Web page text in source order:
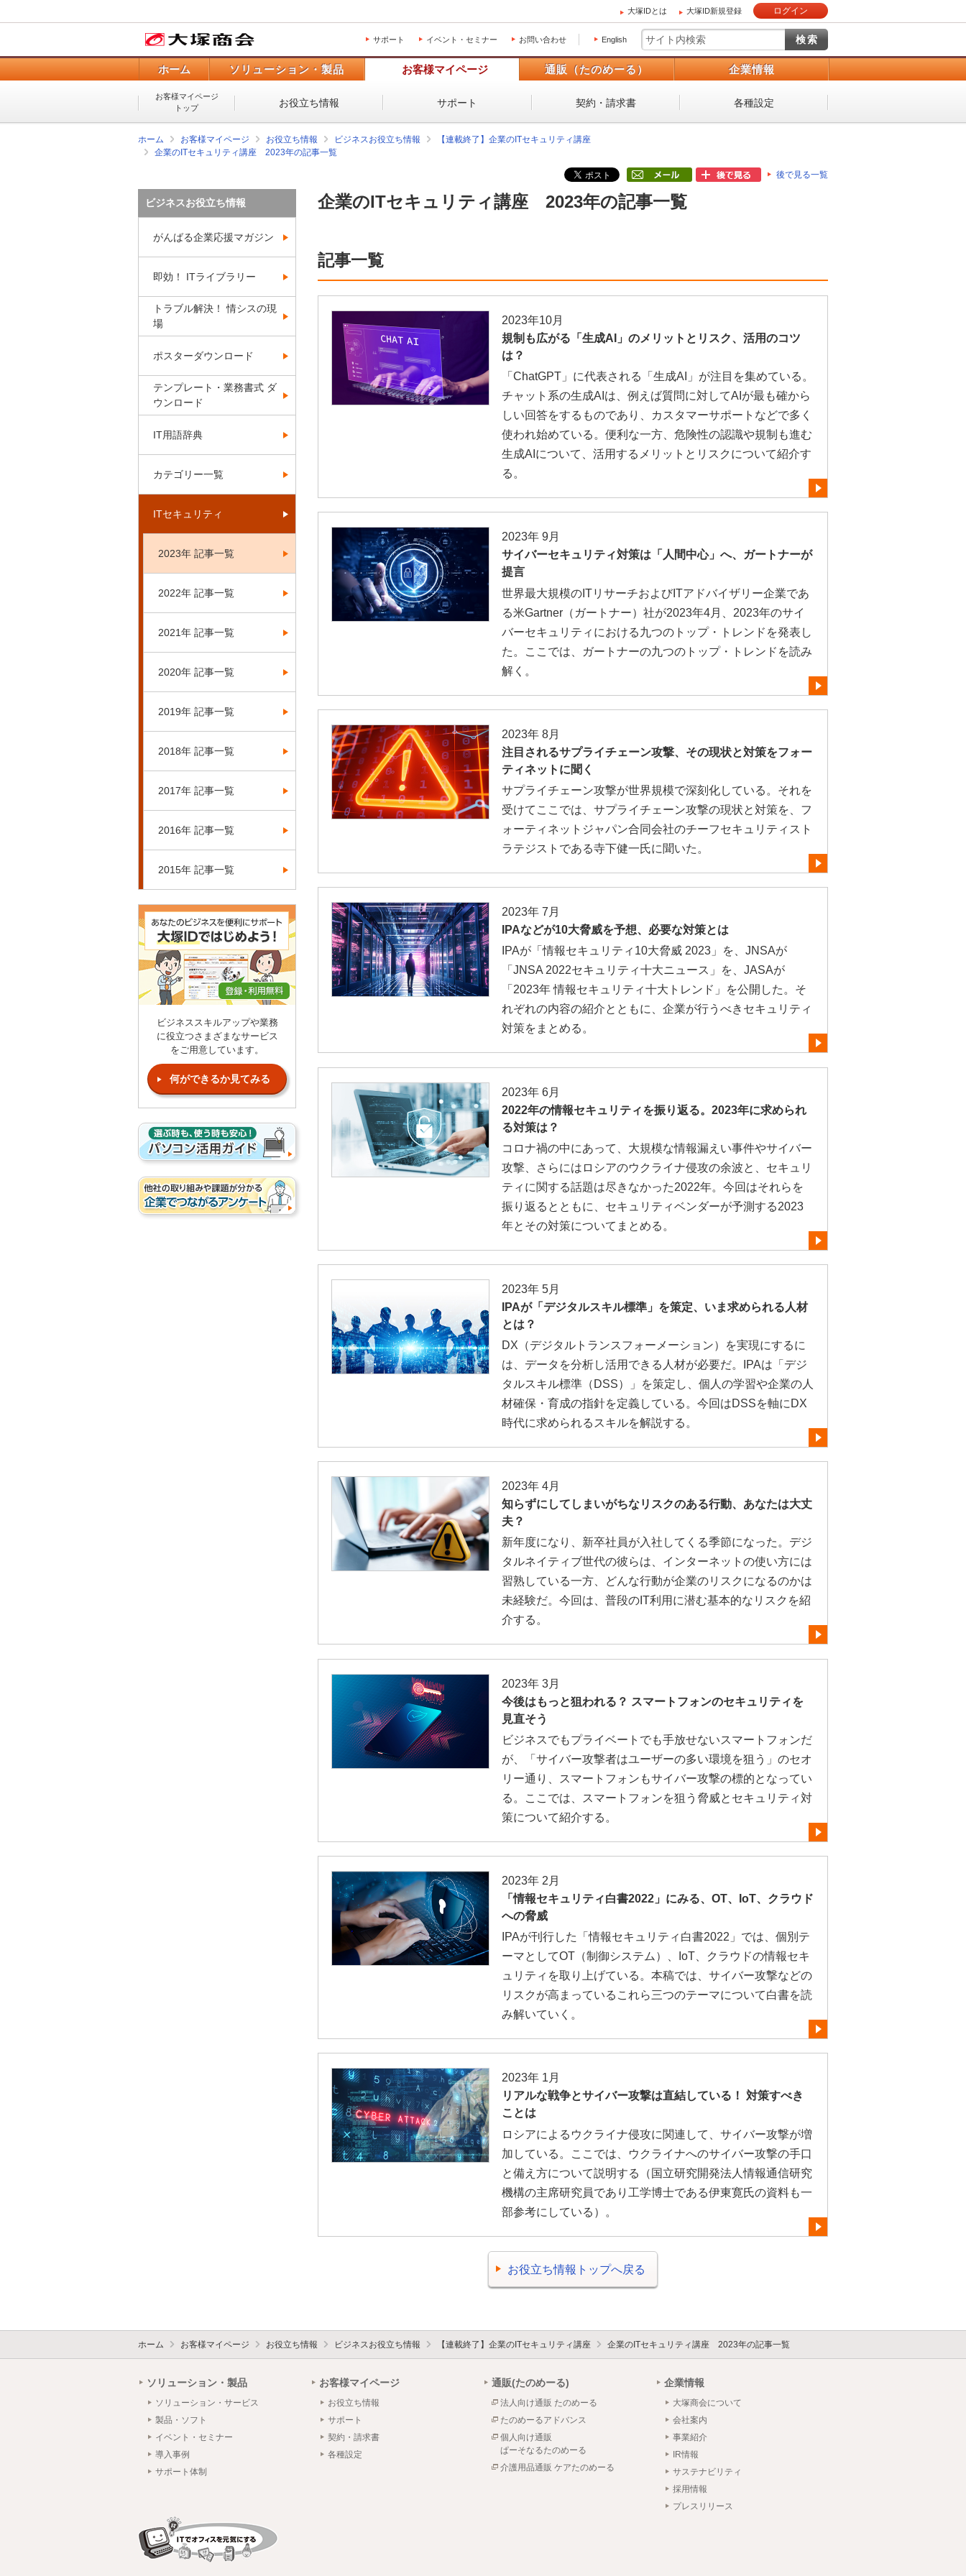
大塚IDとは 大塚ID新規登録 ログイン
サポート イベント・セミナー お問い合わせ English
ホーム ソリューション・製品 お客様マイページ 通販（たのめーる） 企業情報
お客様マイページ
トップ
お役立ち情報 サポート 契約・請求書 各種設定
ホーム お客様マイページ お役立ち情報 ビジネスお役立ち情報
【連載終了】企業のITセキュリティ講座
企業のITセキュリティ講座 2023年の記事一覧
後で見る一覧
企業のITセキュリティ講座 2023年の記事一覧
記事一覧
2023年10月
規制も広がる「生成AI」のメリットとリスク、活用のコツ
は？
「ChatGPT」に代表される「生成AI」が注目を集めている。
チャット系の生成AIは、例えば質問に対してAIが最も確から
しい回答をするものであり、カスタマーサポートなどで多く
使われ始めている。便利な一方、危険性の認識や規制も進む
生成AIについて、活用するメリットとリスクについて紹介す
る。
2023年 9月
サイバーセキュリティ対策は「人間中心」へ、ガートナーが
提言
世界最大規模のITリサーチおよびITアドバイザリー企業であ
る米Gartner（ガートナー）社が2023年4月、2023年のサイ
バーセキュリティにおける九つのトップ・トレンドを発表し
た。ここでは、ガートナーの九つのトップ・トレンドを読み
解く。
2023年 8月
注目されるサプライチェーン攻撃、その現状と対策をフォー
ティネットに聞く
サプライチェーン攻撃が世界規模で深刻化している。それを
受けてここでは、サプライチェーン攻撃の現状と対策を、フ
ォーティネットジャパン合同会社のチーフセキュリティスト
ラテジストである寺下健一氏に聞いた。
2023年 7月
IPAなどが10大脅威を予想、必要な対策とは
IPAが「情報セキュリティ10大脅威 2023」を、JNSAが
「JNSA 2022セキュリティ十大ニュース」を、JASAが
「2023年 情報セキュリティ十大トレンド」を公開した。そ
れぞれの内容の紹介とともに、企業が行うべきセキュリティ
対策をまとめる。
2023年 6月
2022年の情報セキュリティを振り返る。2023年に求められ
る対策は？
コロナ禍の中にあって、大規模な情報漏えい事件やサイバー
攻撃、さらにはロシアのウクライナ侵攻の余波と、セキュリ
ティに関する話題は尽きなかった2022年。今回はそれらを
振り返るとともに、セキュリティベンダーが予測する2023
年とその対策についてまとめる。
2023年 5月
IPAが「デジタルスキル標準」を策定、いま求められる人材
とは？
DX（デジタルトランスフォーメーション）を実現にするに
は、データを分析し活用できる人材が必要だ。IPAは「デジ
タルスキル標準（DSS）」を策定し、個人の学習や企業の人
材確保・育成の指針を定義している。今回はDSSを軸にDX
時代に求められるスキルを解説する。
2023年 4月
知らずにしてしまいがちなリスクのある行動、あなたは大丈
夫？
新年度になり、新卒社員が入社してくる季節になった。デジ
タルネイティブ世代の彼らは、インターネットの使い方には
習熟している一方、どんな行動が企業のリスクになるのかは
未経験だ。今回は、普段のIT利用に潜む基本的なリスクを紹
介する。
2023年 3月
今後はもっと狙われる？ スマートフォンのセキュリティを
見直そう
ビジネスでもプライベートでも手放せないスマートフォンだ
が、「サイバー攻撃者はユーザーの多い環境を狙う」のセオ
リー通り、スマートフォンもサイバー攻撃の標的となってい
る。ここでは、スマートフォンを狙う脅威とセキュリティ対
策について紹介する。
2023年 2月
「情報セキュリティ白書2022」にみる、OT、IoT、クラウド
への脅威
IPAが刊行した「情報セキュリティ白書2022」では、個別テ
ーマとしてOT（制御システム）、IoT、クラウドの情報セキ
ュリティを取り上げている。本稿では、サイバー攻撃などの
リスクが高まっているこれら三つのテーマについて白書を読
み解いていく。
2023年 1月
リアルな戦争とサイバー攻撃は直結している！ 対策すべき
ことは
ロシアによるウクライナ侵攻に関連して、サイバー攻撃が増
加している。ここでは、ウクライナへのサイバー攻撃の手口
と備え方について説明する（国立研究開発法人情報通信研究
機構の主席研究員であり工学博士である伊東寛氏の資料も一
部参考にしている）。
お役立ち情報トップへ戻る
ビジネスお役立ち情報
がんばる企業応援マガジン
即効！ ITライブラリー
トラブル解決！ 情シスの現
場
ポスターダウンロード
テンプレート・業務書式 ダ
ウンロード
IT用語辞典
カテゴリー一覧
ITセキュリティ
2023年 記事一覧
2022年 記事一覧
2021年 記事一覧
2020年 記事一覧
2019年 記事一覧
2018年 記事一覧
2017年 記事一覧
2016年 記事一覧
2015年 記事一覧
ビジネススキルアップや業務
に役立つさまざまなサービス
をご用意しています。
何ができるか見てみる
ホーム お客様マイページ お役立ち情報 ビジネスお役立ち情報 【連載終了】企業のITセキュリティ講座 企業のITセキュリティ講座 2023年の記事一覧
ソリューション・製品
ソリューション・サービス
製品・ソフト
イベント・セミナー
導入事例
サポート体制
お客様マイページ
お役立ち情報
サポート
契約・請求書
各種設定
通販(たのめーる)
法人向け通販 たのめーる
たのめーるアドバンス
個人向け通販
ぱーそなるたのめーる
介護用品通販 ケアたのめーる
企業情報
大塚商会について
会社案内
事業紹介
IR情報
サステナビリティ
採用情報
プレスリリース